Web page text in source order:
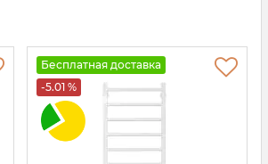
Бесплатная доставка
-5.01 %